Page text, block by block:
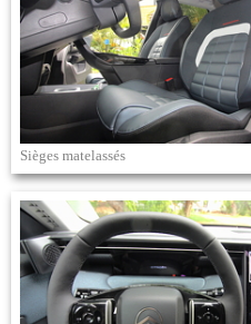
Sièges matelassés